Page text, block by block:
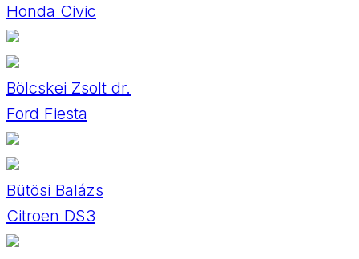
Honda Civic
Bölcskei Zsolt dr.
Ford Fiesta
Bütösi Balázs
Citroen DS3